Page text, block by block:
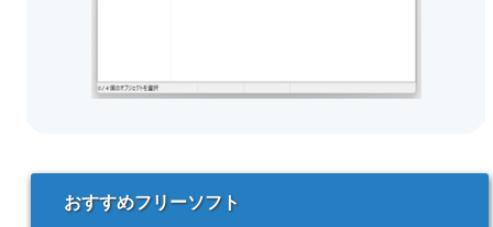
おすすめフリーソフト